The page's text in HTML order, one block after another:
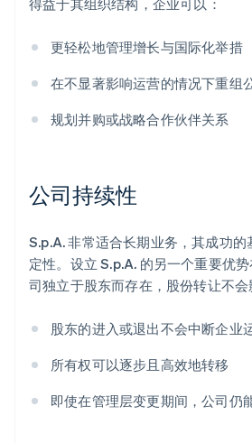
得益于其组织结构，企业可以：
更轻松地管理增长与国际化举措
在不显著影响运营的情况下重组
规划并购或战略合作伙伴关系
公司持续性
S.p.A. 非常适合长期业务，其成功
定性。设立 S.p.A. 的另一个重要优
司独立于股东而存在，股份转让不会
股东的进入或退出不会中断企业
所有权可以逐步且高效地转移
即使在管理层变更期间，公司仍